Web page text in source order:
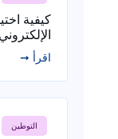
كيفية
اقرأ ➞
التوطين